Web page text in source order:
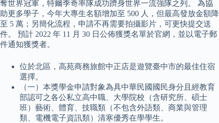
奪世界冠軍，特爾季奇率隊成功躋身世界一流強隊之列。 為協
助更多學子，今年大專生名額增加至 500 人，但最高發放金額降
至 5 萬；另簡化流程，申請不再需要拍攝影片，可更快提交送
件。 預計 2022 年 11 月 30 日公佈獲獎名單於官網，並以電子郵
件通知獲獎者。
位於北區，高苑商務旅館中正店是遊覽臺中市的最佳住宿
選擇。
（一）本獎學金申請對象為具中華民國國民身分且經教育
部認可之各公私立高中職、大學院校（含研究所、碩士
班）藝術、體育、技職類（不包含外語類、商業與管理
類、電機電子資訊類）清寒優秀在學學生。